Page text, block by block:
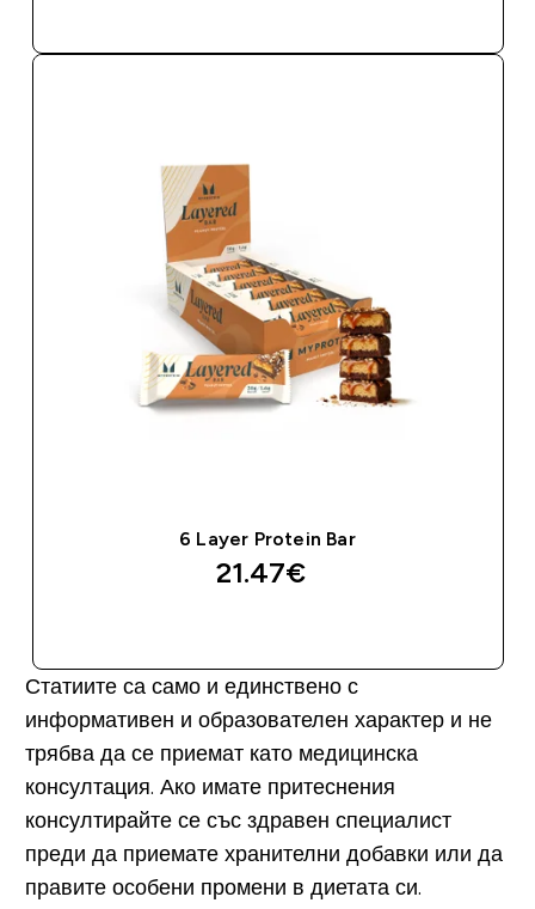
6 Layer Protein Bar
21.47€‎
Статиите са само и единствено с
информативен и образователен характер и не
трябва да се приемат като медицинска
консултация. Ако имате притеснения
консултирайте се със здравен специалист
преди да приемате хранителни добавки или да
правите особени промени в диетата си.